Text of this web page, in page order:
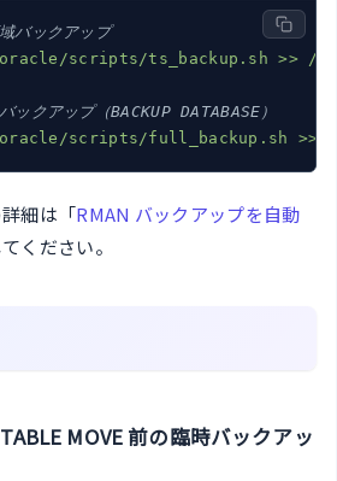
ックアップ
oracle/scripts/ts_backup.sh >> /
クアップ（BACKUP DATABASE）
oracle/scripts/full_backup.sh >>
細は「RMAN バックアップを自動
ください。
MOVE 前の臨時バックアッ